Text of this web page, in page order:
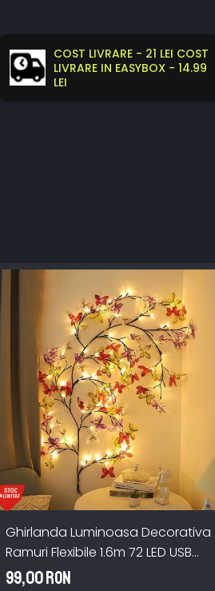
COST LIVRARE - 21 LEI COST
LIVRARE IN EASYBOX - 14.99
LEI
Ghirlanda Luminoasa Decorativa
Ramuri Flexibile 1.6m 72 LED USB
Telecomanda
99,00 RON